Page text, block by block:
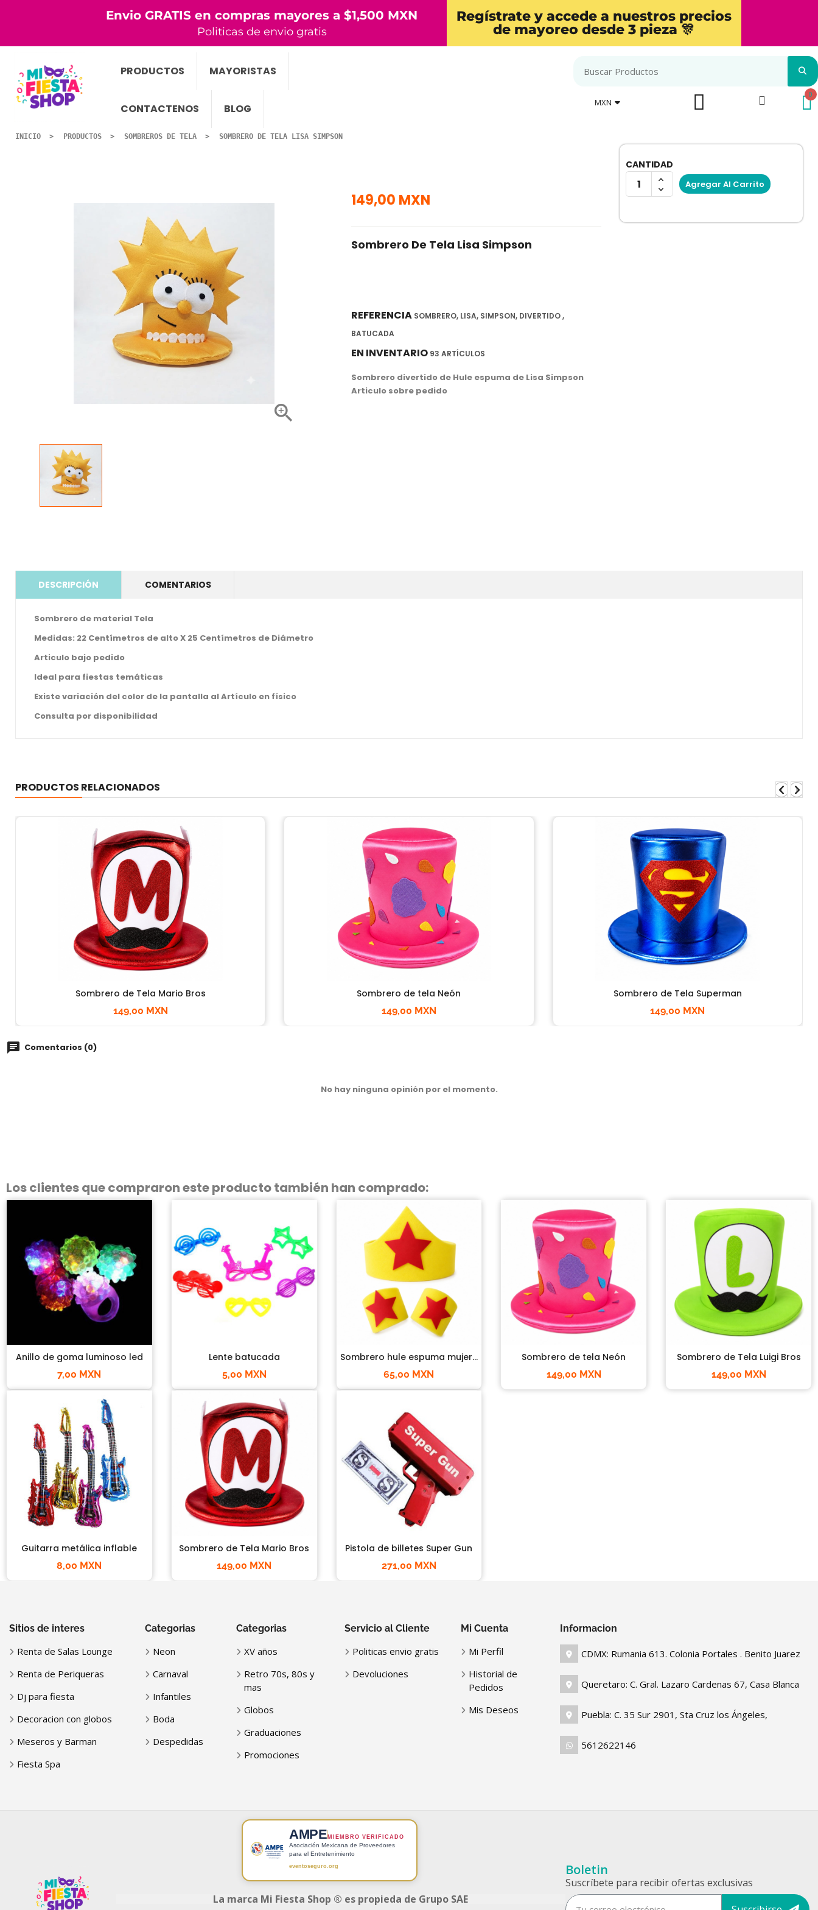
Envio GRATIS en compras mayores a $1,500 MXN
Politicas de envio gratis
Regístrate y accede a nuestros precios
de mayoreo desde 3 pieza 🎊
PRODUCTOS MAYORISTAS
CONTACTENOS BLOG MXN
INICIO PRODUCTOS SOMBREROS DE TELA SOMBRERO DE TELA LISA SIMPSON

149,00 MXN
Sombrero De Tela Lisa Simpson
REFERENCIA SOMBRERO, LISA, SIMPSON, DIVERTIDO ,
BATUCADA
EN INVENTARIO 93 ARTÍCULOS
Sombrero divertido de Hule espuma de Lisa Simpson
Articulo sobre pedido
CANTIDAD
Agregar Al Carrito
DESCRIPCIÓN COMENTARIOS
Sombrero de material Tela
Medidas: 22 Centímetros de alto X 25 Centímetros de Diámetro
Articulo bajo pedido
Ideal para fiestas temáticas
Existe variación del color de la pantalla al Artículo en físico
Consulta por disponibilidad
PRODUCTOS RELACIONADOS
Sombrero de Tela Mario Bros
149,00 MXN
Sombrero de tela Neón
149,00 MXN
Sombrero de Tela Superman
149,00 MXN
Comentarios (0)
No hay ninguna opinión por el momento.
Los clientes que compraron este producto también han comprado:
Anillo de goma luminoso led
7,00 MXN
Lente batucada
5,00 MXN
Sombrero hule espuma mujer...
65,00 MXN
Sombrero de tela Neón
149,00 MXN
Sombrero de Tela Luigi Bros
149,00 MXN
Guitarra metálica inflable
8,00 MXN
Sombrero de Tela Mario Bros
149,00 MXN
Pistola de billetes Super Gun
271,00 MXN
Sitios de interes
Renta de Salas Lounge
Renta de Periqueras
Dj para fiesta
Decoracion con globos
Meseros y Barman
Fiesta Spa
Categorias
Neon
Carnaval
Infantiles
Boda
Despedidas
Categorias
XV años
Retro 70s, 80s y
mas
Globos
Graduaciones
Promociones
Servicio al Cliente
Politicas envio gratis
Devoluciones
Mi Cuenta
Mi Perfil
Historial de
Pedidos
Mis Deseos
Informacion
CDMX: Rumania 613. Colonia Portales . Benito Juarez
Queretaro: C. Gral. Lazaro Cardenas 67, Casa Blanca
Puebla: C. 35 Sur 2901, Sta Cruz los Ángeles,
5612622146
AMPEMIEMBRO VERIFICADO
Asociación Mexicana de Proveedores
para el Entretenimiento
eventoseguro.org
La marca Mi Fiesta Shop ® es propieda de Grupo SAE
Boletin
Suscríbete para recibir ofertas exclusivas